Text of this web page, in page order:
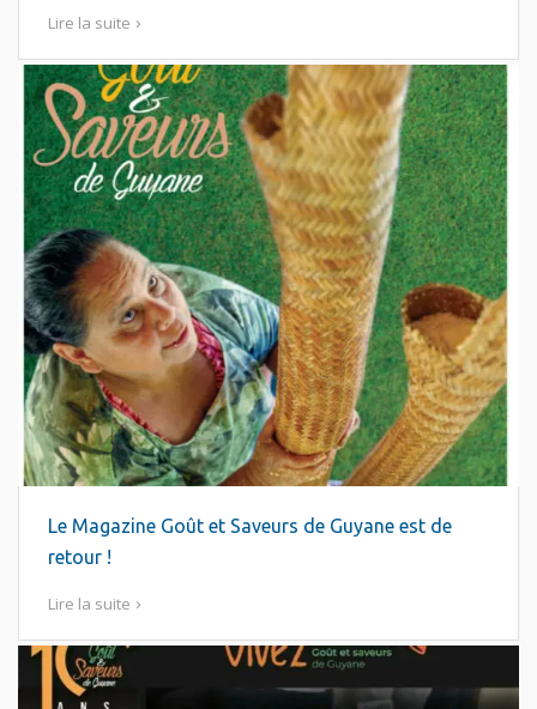
Lire la suite
Le Magazine Goût et Saveurs de Guyane est de
retour !
Lire la suite